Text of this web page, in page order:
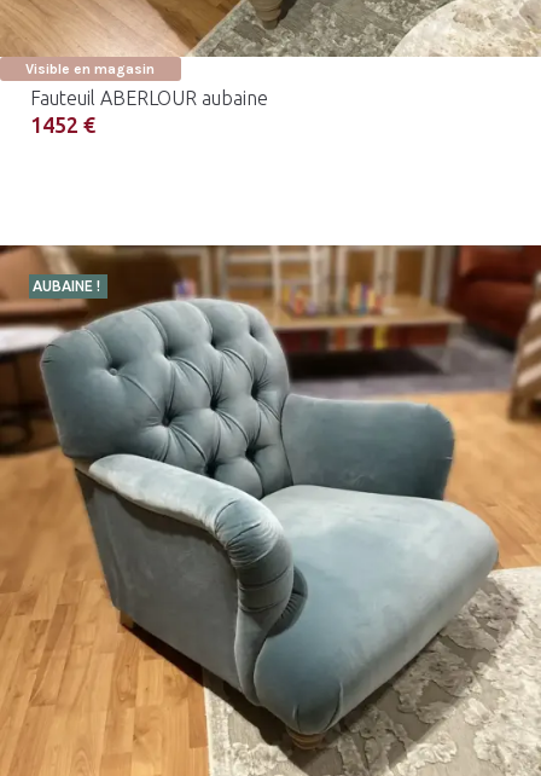
Visible en magasin
Fauteuil ABERLOUR aubaine
1452 €
AUBAINE !